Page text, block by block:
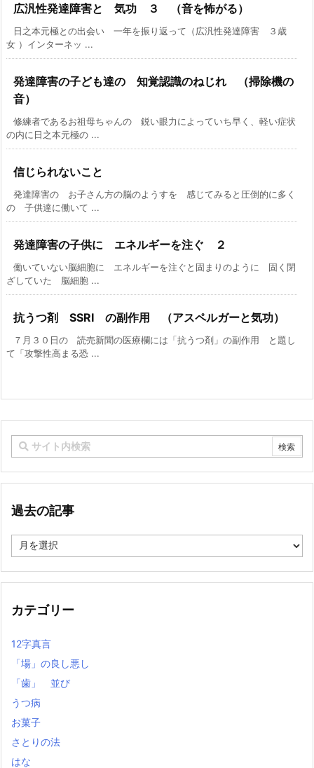
広汎性発達障害と 気功 ３ （音を怖がる）
日之本元極との出会い 一年を振り返って（広汎性発達障害 ３歳
女 ）インターネッ ...
発達障害の子ども達の 知覚認識のねじれ （掃除機の
音）
修練者であるお祖母ちゃんの 鋭い眼力によっていち早く、軽い症状
の内に日之本元極の ...
信じられないこと
発達障害の お子さん方の脳のようすを 感じてみると圧倒的に多く
の 子供達に働いて ...
発達障害の子供に エネルギーを注ぐ ２
働いていない脳細胞に エネルギーを注ぐと固まりのように 固く閉
ざしていた 脳細胞 ...
抗うつ剤 SSRI の副作用 （アスペルガーと気功）
７月３０日の 読売新聞の医療欄には「抗うつ剤」の副作用 と題し
て「攻撃性高まる恐 ...
過去の記事
去
記
カテゴリー
12字真言
「場」の良し悪し
「歯」 並び
うつ病
お菓子
さとりの法
はな